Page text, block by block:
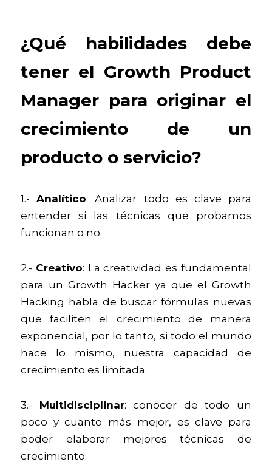
¿Qué habilidades debe
tener el Growth Product
Manager para originar el
crecimiento de un
producto o servicio?
1.- Analítico: Analizar todo es clave para
entender si las técnicas que probamos
funcionan o no.
2.- Creativo: La creatividad es fundamental
para un Growth Hacker ya que el Growth
Hacking habla de buscar fórmulas nuevas
que faciliten el crecimiento de manera
exponencial, por lo tanto, si todo el mundo
hace lo mismo, nuestra capacidad de
crecimiento es limitada.
3.- Multidisciplinar: conocer de todo un
poco y cuanto más mejor, es clave para
poder elaborar mejores técnicas de
crecimiento.